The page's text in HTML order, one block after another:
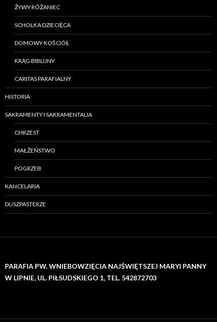
ŻYWY RÓŻANIEC
SCHOLKA DZIECIĘCA
DOMOWY KOŚCIÓŁ
KRĄG BIBLIJNY
CARITAS PARAFIALNY
HISTORIA
SAKRAMENTY I SAKRAMENTALIA
CHRZEST
MAŁŻEŃSTWO
POGRZEB
KANCELARIA
DUSZPASTERZE
PARAFIA PW. WNIEBOWZIĘCIA NAJŚWIĘTSZEJ MARYI PANNY
W LIPNIE, UL. PIŁSUDSKIEGO 1, TEL. 542872703